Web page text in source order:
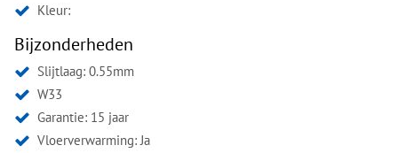
Kleur:
Bijzonderheden
Slijtlaag: 0.55mm
W33
Garantie: 15 jaar
Vloerverwarming: Ja